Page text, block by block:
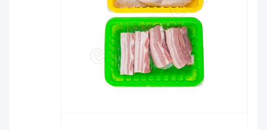
黄色、乳白色